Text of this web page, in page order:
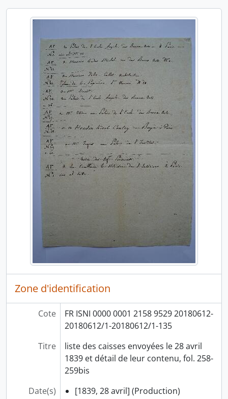
Zone d'identification
Cote
FR ISNI 0000 0001 2158 9529 20180612-
20180612/1-20180612/1-135
Titre
liste des caisses envoyées le 28 avril
1839 et détail de leur contenu, fol. 258-
259bis
Date(s)
[1839, 28 avril] (Production)